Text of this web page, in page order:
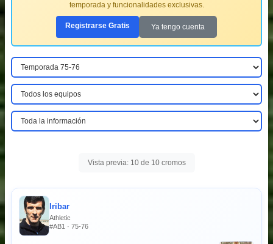
temporada y funcionalidades exclusivas.
Registrarse Gratis Ya tengo cuenta
Vista previa: 10 de 10 cromos
Iribar
Athletic
#AB1 · 75-76